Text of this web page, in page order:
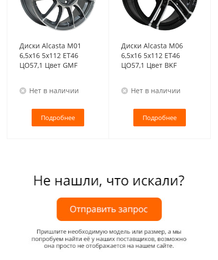
Диски Alcasta M01
6,5x16 5x112 ET46
ЦО57,1 Цвет GMF
Нет в наличии
Подробнее
Диски Alcasta M06
6,5x16 5x112 ET46
ЦО57,1 Цвет BKF
Нет в наличии
Подробнее